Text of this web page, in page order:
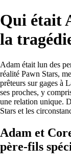
Qui était
la
Adam était lun des
réalité Pawn Stars,
prêteurs sur gages à
ses proches, y
une relation unique.
Stars et les
Adam et
père-fils